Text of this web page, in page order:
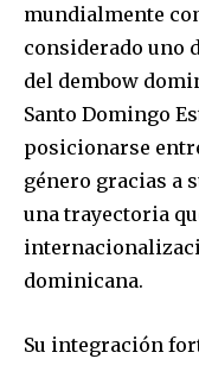
mundialmente
considerado uno
del dembow
Santo Domingo
posicionarse
género gracias a
una trayectoria
dominicana.
Su integración